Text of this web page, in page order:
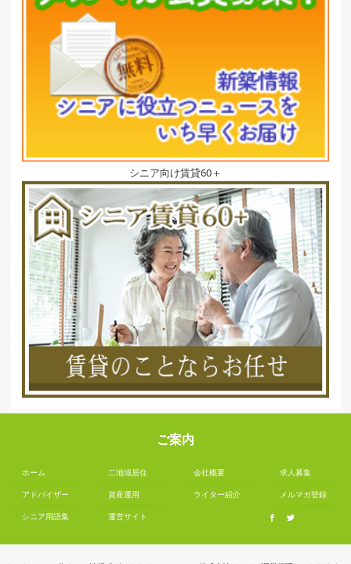
シニア向け賃貸60＋
ご案内
ホーム
アドバイザー
シニア用語集
二地域居住
資産運用
運営サイト
会社概要
ライター紹介
求人募集
メルマガ登録